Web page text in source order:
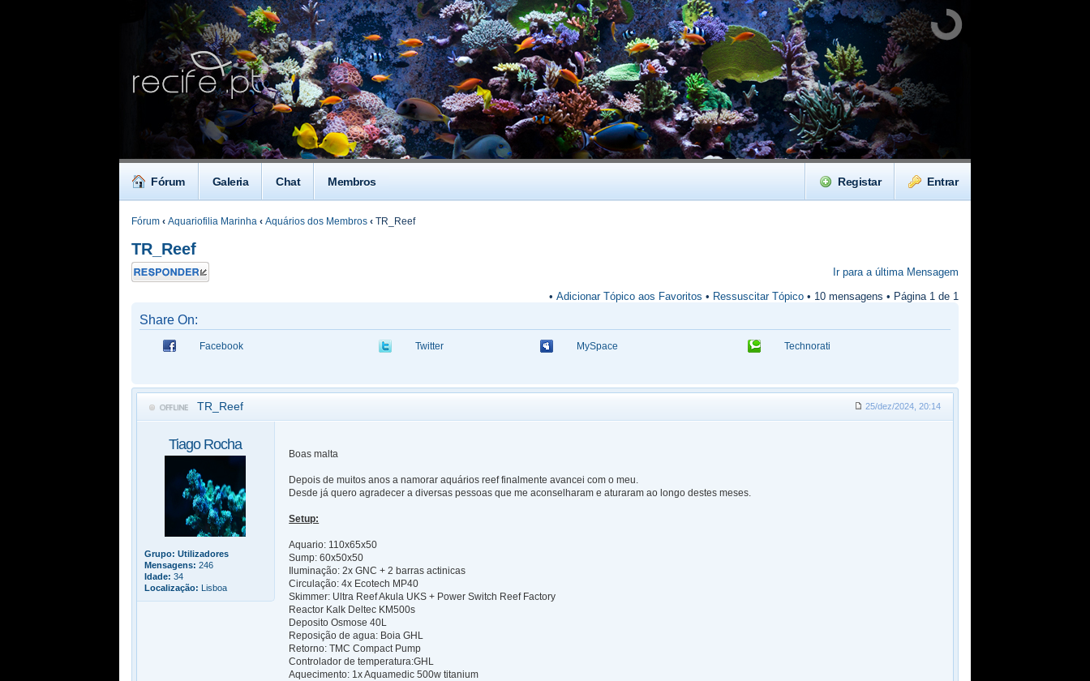
Fórum Galeria Chat Membros Entrar
Registar
Fórum ‹ Aquariofilia Marinha ‹ Aquários dos Membros ‹ TR_Reef
TR_Reef
Responder
Ir para a última Mensagem
• Adicionar Tópico aos Favoritos • Ressuscitar Tópico • 10 mensagens • Página 1 de 1
Share On:
Facebook Twitter MySpace Technorati
TR_Reef 25/dez/2024, 20:14
Tiago Rocha
Grupo: Utilizadores
Mensagens: 246
Idade: 34
Localização: Lisboa
Boas malta
Depois de muitos anos a namorar aquários reef finalmente avancei com o meu.
Desde já quero agradecer a diversas pessoas que me aconselharam e aturaram ao longo destes meses.
Setup:
Aquario: 110x65x50
Sump: 60x50x50
Iluminação: 2x GNC + 2 barras actinicas
Circulação: 4x Ecotech MP40
Skimmer: Ultra Reef Akula UKS + Power Switch Reef Factory
Reactor Kalk Deltec KM500s
Deposito Osmose 40L
Reposição de agua: Boia GHL
Retorno: TMC Compact Pump
Controlador de temperatura:GHL
Aquecimento: 1x Aquamedic 500w titanium